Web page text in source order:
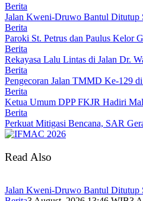
Berita
Jalan Kweni-Druwo Bantul Ditutup
Berita
Paroki St. Petrus dan Paulus Kelor
Berita
Rekayasa Lalu Lintas di Jalan Dr.
Berita
Pengecoran Jalan TMMD Ke-129
Berita
Ketua Umum DPP FKJR Hadiri
Berita
Perkuat Mitigasi Bencana, SAR
Read Also
Jalan Kweni-Druwo Bantul Ditutup